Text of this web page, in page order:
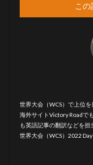
この
世界大会（WCS）で上位
海外サイト Victory Roadで
も英語記事の翻訳などを担
世界大会（WCS）2022